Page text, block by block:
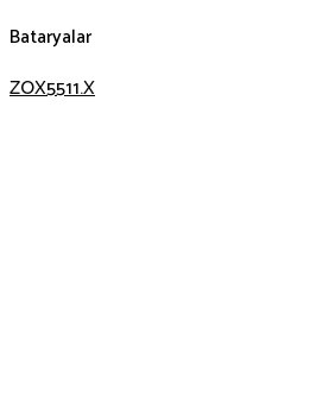
Bataryalar
ZOX5511.X